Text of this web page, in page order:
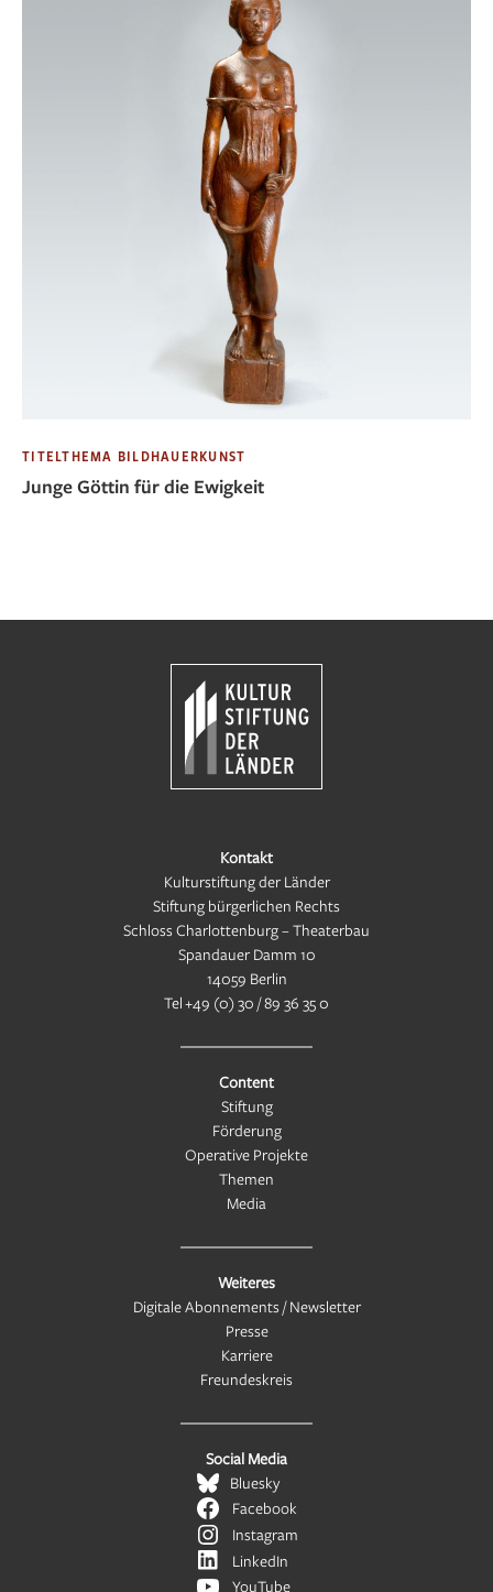
TITELTHEMA BILDHAUERKUNST
Junge Göttin für die Ewigkeit
Kontakt
Kulturstiftung der Länder
Stiftung bürgerlichen Rechts
Schloss Charlottenburg – Theaterbau
Spandauer Damm 10
14059 Berlin
Tel+49 (0) 30 / 89 36 35 0
Content
Stiftung
Förderung
Operative Projekte
Themen
Media
Weiteres
Digitale Abonnements / Newsletter
Presse
Karriere
Freundeskreis
Social Media
Bluesky
Facebook
Instagram
LinkedIn
YouTube